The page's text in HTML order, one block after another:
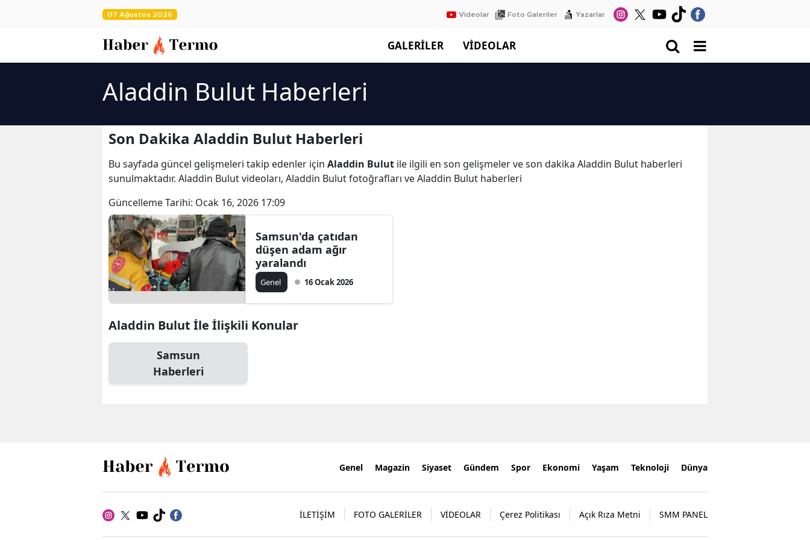
07 Ağustos 2026 Videolar Foto Galeriler Yazarlar
GALERİLER VİDEOLAR
Aladdin Bulut Haberleri
Son Dakika Aladdin Bulut Haberleri
Bu sayfada güncel gelişmeleri takip edenler için Aladdin Bulut ile ilgili en son gelişmeler ve son dakika Aladdin Bulut haberleri
sunulmaktadır. Aladdin Bulut videoları, Aladdin Bulut fotoğrafları ve Aladdin Bulut haberleri
Güncelleme Tarihi: Ocak 16, 2026 17:09
Samsun'da çatıdan
düşen adam ağır
yaralandı
Genel 16 Ocak 2026
Aladdin Bulut İle İlişkili Konular
Samsun
Haberleri
Genel Magazin Siyaset Gündem Spor Ekonomi Yaşam Teknoloji Dünya
İLETİŞİM FOTO GALERİLER VİDEOLAR Çerez Politikası Açık Rıza Metni SMM PANEL